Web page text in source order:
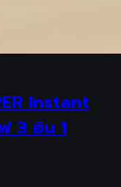
Instant
3 อิน 1